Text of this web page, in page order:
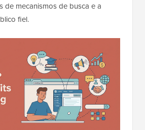
de mecanismos de busca e a
fiel.